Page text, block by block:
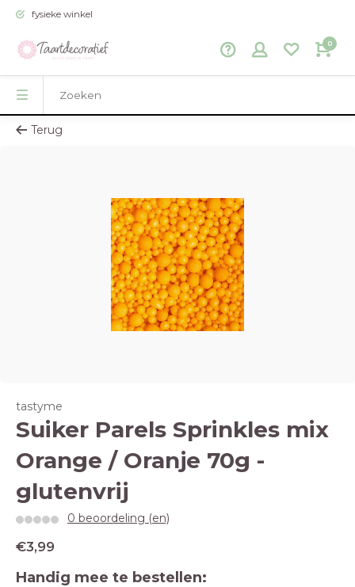
fysieke winkel
0
Terug
tastyme
Suiker Parels Sprinkles mix
Orange / Oranje 70g -
glutenvrij
0 beoordeling (en)
€3,99
Handig mee te bestellen: